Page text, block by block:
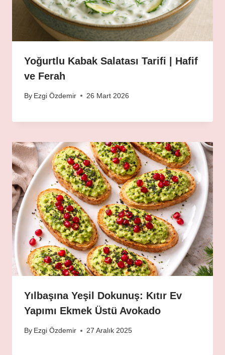
Yoğurtlu Kabak Salatası Tarifi | Hafif
ve Ferah
By Ezgi Özdemir 26 Mart 2026
Yılbaşına Yeşil Dokunuş: Kıtır Ev
Yapımı Ekmek Üstü Avokado
By Ezgi Özdemir 27 Aralık 2025